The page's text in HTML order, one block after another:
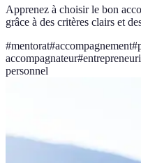
Apprenez à choisir le bon
grâce à des critères clairs et
#mentorat#accompagnement#
accompagnateur#
personnel